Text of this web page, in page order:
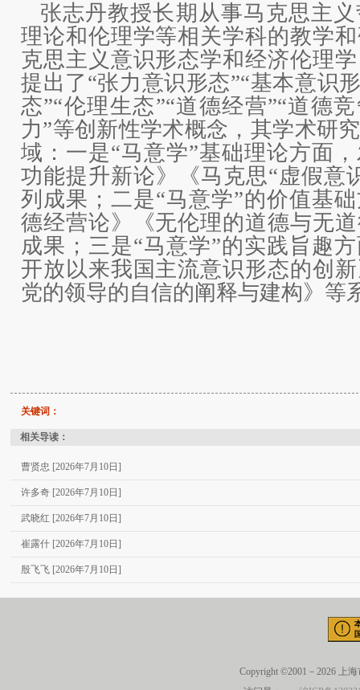
张志丹教授长期从事马克思主
理论和伦理学等相关学科的教学
克思主义意识形态学和经济伦理
提出了“张力意识形态”“基本意识
态”“伦理生态”“道德经营”“道德
力”等创新性学术概念，其学术研
域：一是“马意学”基础理论方面
功能提升新论》《马克思“虚假意
列成果；二是“马意学”的价值基
德经营论》《无伦理的道德与无
成果；三是“马意学”的实践旨趣
开放以来我国主流意识形态的创
党的领导的自信的阐释与建构》等
关键词：
相关导读：
曹贤忠 [2026年7月10日]
许多奇 [2026年7月10日]
武晓红 [2026年7月10日]
崔露什 [2026年7月10日]
殷飞飞 [2026年7月10日]
Copyright ©2001－2026 上